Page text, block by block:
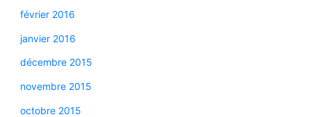
février 2016
janvier 2016
décembre 2015
novembre 2015
octobre 2015